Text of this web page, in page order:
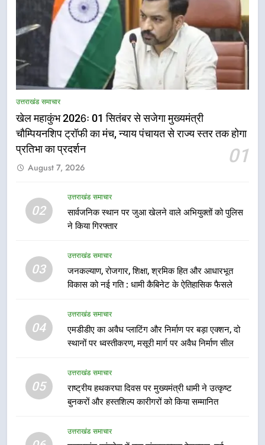
उत्तराखंड समाचार
खेल महाकुंभ 2026ः 01 सितंबर से सजेगा मुख्यमंत्री
चौम्पियनशिप ट्रॉफी का मंच, न्याय पंचायत से राज्य स्तर तक होगा
प्रतिभा का प्रदर्शन
01
August 7, 2026
02
उत्तराखंड समाचार
सार्वजनिक स्थान पर जुआ खेलने वाले अभियुक्तों को पुलिस
ने किया गिरफ्तार
03
उत्तराखंड समाचार
जनकल्याण, रोजगार, शिक्षा, श्रमिक हित और आधारभूत
विकास को नई गति : धामी कैबिनेट के ऐतिहासिक फैसले
04
उत्तराखंड समाचार
एमडीडीए का अवैध प्लाटिंग और निर्माण पर बड़ा एक्शन, दो
स्थानों पर ध्वस्तीकरण, मसूरी मार्ग पर अवैध निर्माण सील
05
उत्तराखंड समाचार
राष्ट्रीय हथकरघा दिवस पर मुख्यमंत्री धामी ने उत्कृष्ट
बुनकरों और हस्तशिल्प कारीगरों को किया सम्मानित
उत्तराखंड समाचार
राष्ट्रीय हथकरघा दिवस पर मुख्यमंत्री
कारीगरों को किया सम्मानित
उत्तराखंड समाचार
6
का गठन
उत्तराखंड समाचार
देना सरकार की सर्वोच्च प्राथमिकता, आने
वाले महीनों में हजारों पदों पर की जाएगी
भर्ती
उत्तराखंड समाचार
दिल्ली-देहरादून आर्थिक कॉरिडोर से जुड़ी
12 किमी ग्रीनफील्ड बाईपास परियोजना
निर्देश, सुरक्षा मानकों से कोई समझौता
नहींः डीएम
1
खेल महाकुंभ 2026ः 01 सितंबर से सजेगा
न्याय पंचायत से राज्य स्तर तक होगा
उत्तराखंड समाचार